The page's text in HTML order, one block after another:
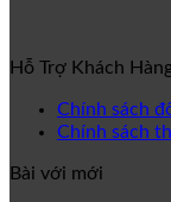
Hỗ Trợ Khách
Chính sách
Chính sách
Bài với mới